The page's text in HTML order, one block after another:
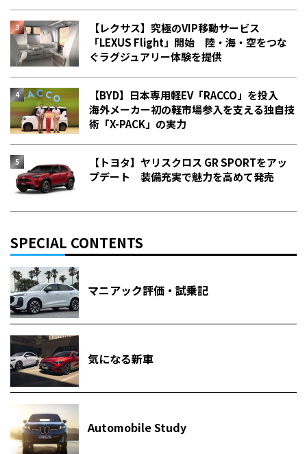
【レクサス】究極のVIP移動サービス
「LEXUS Flight」開始 陸・海・空をつな
ぐラグジュアリー体験を提供
【BYD】日本専用軽EV「RACCO」を投入
海外メーカー初の軽市場参入を支える独自技
術「X-PACK」の実力
【トヨタ】ヤリスクロス GR SPORTをアッ
プデート 装備充実で魅力を高めて発売
SPECIAL CONTENTS
マニアック評価・試乗記
気になる新車
Automobile Study